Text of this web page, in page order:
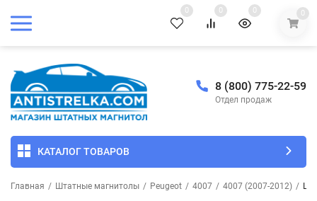
0 0 0 0
8 (800) 775-22-59
Отдел продаж
КАТАЛОГ ТОВАРОВ
Главная / Штатные магнитолы / Peugeot / 4007 / 4007 (2007-2012) /